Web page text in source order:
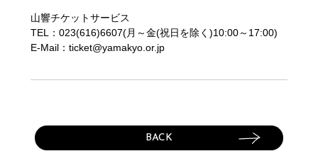
山響チケットサービス
TEL：023(616)6607(月～金(祝日を除く)10:00～17:00)
E-Mail：ticket@yamakyo.or.jp
BACK